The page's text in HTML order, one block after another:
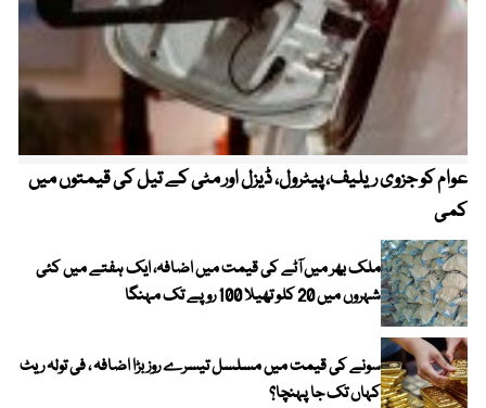
عوام کو جزوی ریلیف، پیٹرول، ڈیزل اور مٹی کے تیل کی قیمتوں میں
کمی
ملک بھر میں آٹے کی قیمت میں اضافہ، ایک ہفتے میں کئی
شہروں میں 20 کلو تھیلا 100 روپے تک مہنگا
سونے کی قیمت میں مسلسل تیسرے روز بڑا اضافہ ، فی تولہ ریٹ
کہاں تک جا پہنچا؟